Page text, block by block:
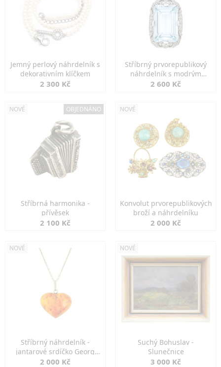
Jemný perlový náhrdelník s
dekorativním klíčkem
2 300 Kč
Stříbrný prvorepublikový
náhrdelník s modrým
spinelem
2 600 Kč
NOVÉ OBJEDNÁNO
Stříbrná harmonika -
přívěsek
2 100 Kč
NOVÉ
Konvolut prvorepublikových
broží a náhrdelníku
2 000 Kč
NOVÉ
Stříbrný náhrdelník -
jantarové srdíčko Georg
Kramer
2 000 Kč
NOVÉ
Suchý Bohuslav -
Slunečnice
3 000 Kč